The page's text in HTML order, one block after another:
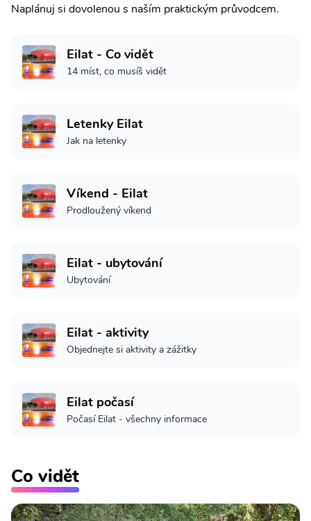
Naplánuj si dovolenou s naším praktickým průvodcem.
Eilat - Co vidět
14 míst, co musíš vidět
Letenky Eilat
Jak na letenky
Víkend - Eilat
Prodloužený víkend
Eilat - ubytování
Ubytování
Eilat - aktivity
Objednejte si aktivity a zážitky
Eilat počasí
Počasí Eilat - všechny informace
Co vidět